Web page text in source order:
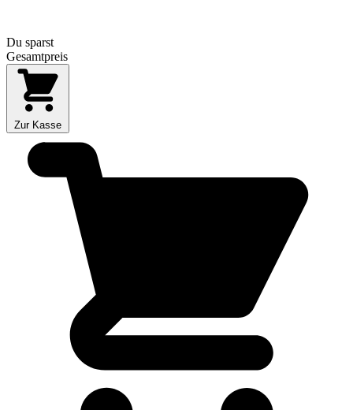
Du sparst
Gesamtpreis
Zur Kasse